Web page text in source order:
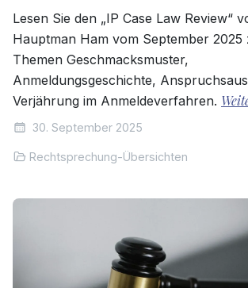
Lesen Sie den „IP Case Law Review“
Hauptman Ham vom September 2025
Themen Geschmacksmuster,
Anmeldungsgeschichte,
Verjährung im Anmeldeverfahren.
30. September 2025
Rechtsprechung-Übersichten